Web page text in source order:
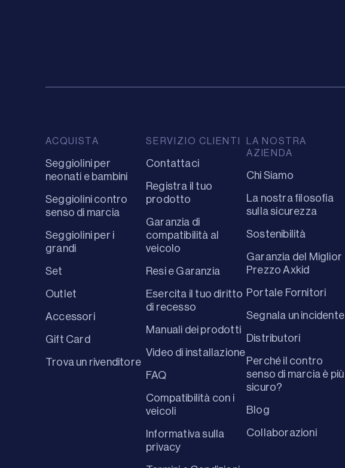
ACQUISTA
Seggiolini per
neonati e bambini
Seggiolini contro
senso di marcia
Seggiolini per i
grandi
Set
Outlet
Accessori
Gift Card
Trova un rivenditore
SERVIZIO CLIENTI
Contattaci
Registra il tuo
prodotto
Garanzia di
compatibilità al
veicolo
Resi e Garanzia
Esercita il tuo diritto
di recesso
Manuali dei prodotti
Video di installazione
FAQ
Compatibilità con i
veicoli
Informativa sulla
privacy
LA NOSTRA
AZIENDA
Chi Siamo
La nostra filosofia
sulla sicurezza
Sostenibilità
Garanzia del Miglior
Prezzo Axkid
Portale Fornitori
Segnala un incidente
Distributori
Perché il contro
senso di marcia è più
sicuro?
Blog
Collaborazioni